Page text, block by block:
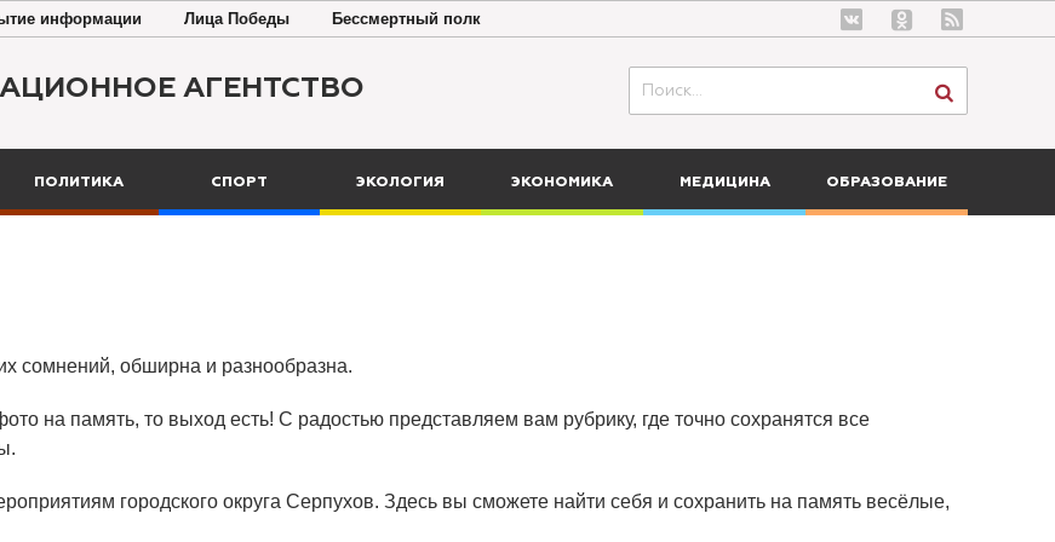
информации Лица Победы Бессмертный полк
АГЕНТСТВО
ПОЛИТИКА СПОРТ ЭКОЛОГИЯ ЭКОНОМИКА МЕДИЦИНА ОБРАЗОВАНИЕ
сомнений, обширна и разнообразна.
на память, то выход есть! С радостью представляем вам рубрику, где точно сохранятся все
городского округа Серпухов. Здесь вы сможете найти себя и сохранить на память весёлые,